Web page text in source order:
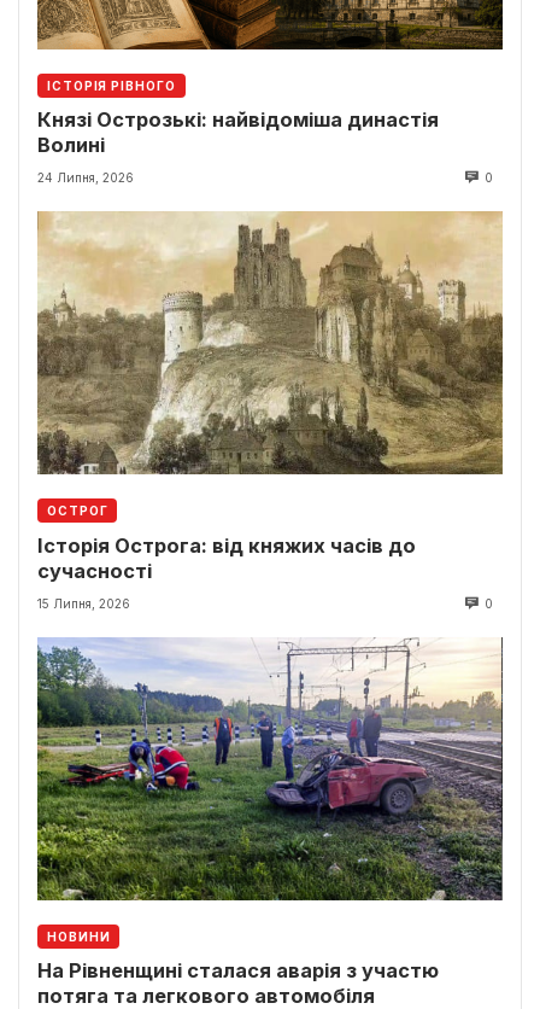
ІСТОРІЯ РІВНОГО
Князі Острозькі: найвідоміша династія
Волині
24 Липня, 2026 0
ОСТРОГ
Історія Острога: від княжих часів до
сучасності
15 Липня, 2026 0
НОВИНИ
На Рівненщині сталася аварія з участю
потяга та легкового автомобіля